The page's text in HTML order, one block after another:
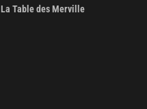
La Table des Merville